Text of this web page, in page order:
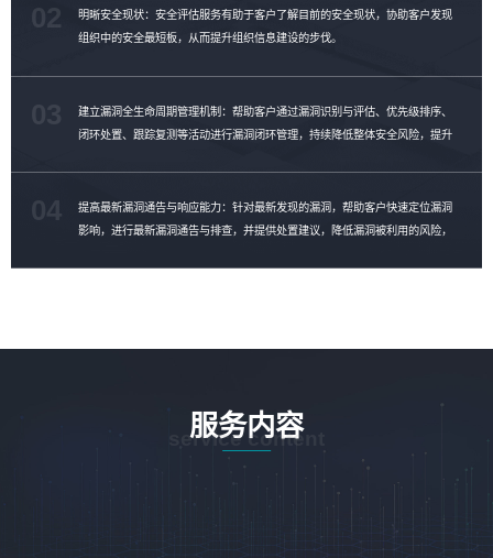
明晰安全现状：安全评估服务有助于客户了解目前的安全现状，协助客户发现
组织中的安全最短板，从而提升组织信息建设的步伐。
02
建立漏洞全生命周期管理机制：帮助客户通过漏洞识别与评估、优先级排序、
闭环处置、跟踪复测等活动进行漏洞闭环管理，持续降低整体安全风险，提升
提高最新漏洞通告与响应能力：针对最新发现的漏洞，帮助客户快速定位漏洞
影响，进行最新漏洞通告与排查，并提供处置建议，降低漏洞被利用的风险，
04
服务内容
service content